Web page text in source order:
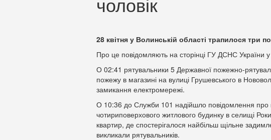
28 квітня у Волинській області трапилося три
Про це повідомляють на сторінці ГУ ДСНС України у
О 02:41 рятувальники 5 Державної пожежно-
пожежу в магазині на вулиці Грушевського в
замикання електромережі.
О 10:36 до Служби 101 надійшло повідомлення про
чотириповерхового житлового будинку в селищі
квартир, де спостерігалося найбільш щільне
викликали рятувальників.